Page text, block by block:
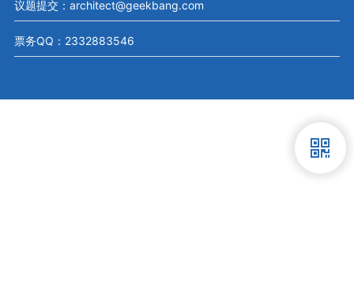
议题提交：architect@geekbang.com
票务QQ：2332883546
